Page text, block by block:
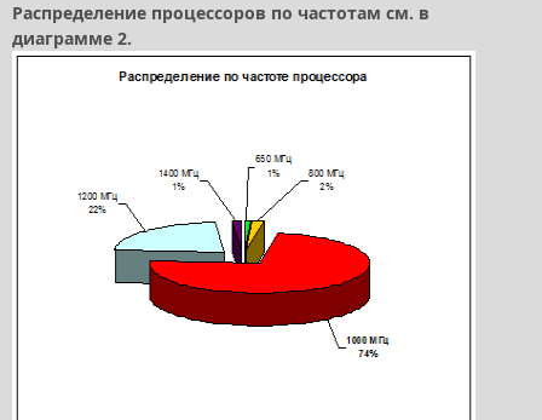
Распределение процессоров по частотам см. в
диаграмме 2.